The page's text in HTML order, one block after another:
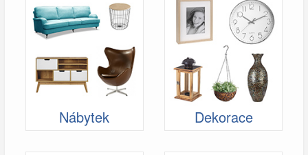
Nábytek Dekorace